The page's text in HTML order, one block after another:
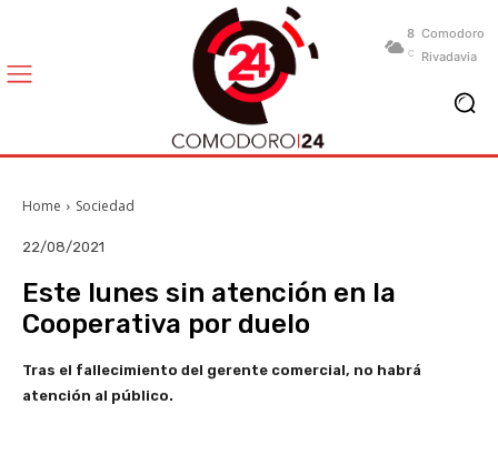
8
C
Comodoro
Rivadavia
Home Sociedad
22/08/2021
Este lunes sin atención en la
Cooperativa por duelo
Tras el fallecimiento del gerente comercial, no habrá
atención al público.